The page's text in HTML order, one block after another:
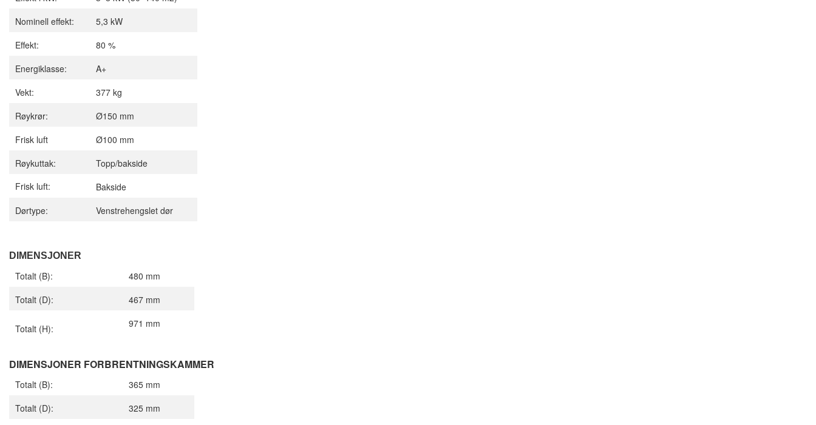
Nominell effekt:
5,3 kW
Effekt:
80 %
Energiklasse:
A+
Vekt:
377 kg
Røykrør:
Ø150 mm
Frisk luft
Ø100 mm
Røykuttak:
Topp/bakside
Frisk luft:
Bakside
Dørtype:
Venstrehengslet dør
DIMENSJONER
Totalt (B):
480 mm
Totalt (D):
467 mm
Totalt (H): 971 mm
DIMENSJONER FORBRENTNINGSKAMMER
Totalt (B):
365 mm
Totalt (D):
325 mm